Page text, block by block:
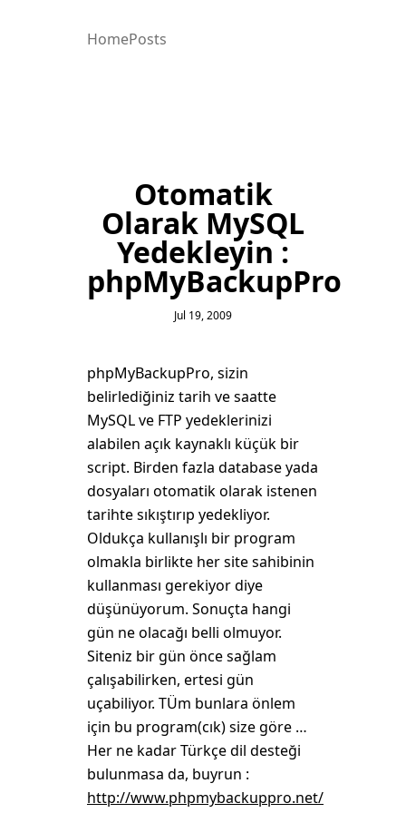
HomePosts
Otomatik
Olarak MySQL
Yedekleyin :
phpMyBackupPro
Jul 19, 2009
phpMyBackupPro, sizin
belirlediğiniz tarih ve saatte
MySQL ve FTP yedeklerinizi
alabilen açık kaynaklı küçük bir
script. Birden fazla database yada
dosyaları otomatik olarak istenen
tarihte sıkıştırıp yedekliyor.
Oldukça kullanışlı bir program
olmakla birlikte her site sahibinin
kullanması gerekiyor diye
düşünüyorum. Sonuçta hangi
gün ne olacağı belli olmuyor.
Siteniz bir gün önce sağlam
çalışabilirken, ertesi gün
uçabiliyor. TÜm bunlara önlem
için bu program(cık) size göre …
Her ne kadar Türkçe dil desteği
bulunmasa da, buyrun :
http://www.phpmybackuppro.net/